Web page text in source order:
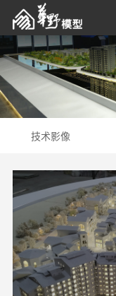
技术影像